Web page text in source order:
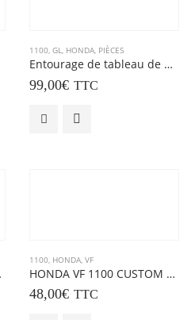
1100, GL, HONDA, PIÈCES
Entourage de tableau de bord HONDA 1100 GL
99,00€ TTC
GL
1100 HONDA VF
HONDA VF 1100 CUSTOM CACHE LATERAL DROIT
48,00€ TTC